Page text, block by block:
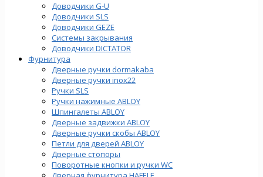
Доводчики G-U
Доводчики SLS
Доводчики GEZE
Cистемы закрывания
Доводчики DICTATOR
Фурнитура
Дверные ручки dormakaba
Дверные ручки inox22
Ручки SLS
Ручки нажимные ABLOY
Шпингалеты ABLOY
Дверные задвижки ABLOY
Дверные ручки скобы ABLOY
Петли для дверей ABLOY
Дверные стопоры
Поворотные кнопки и ручки WC